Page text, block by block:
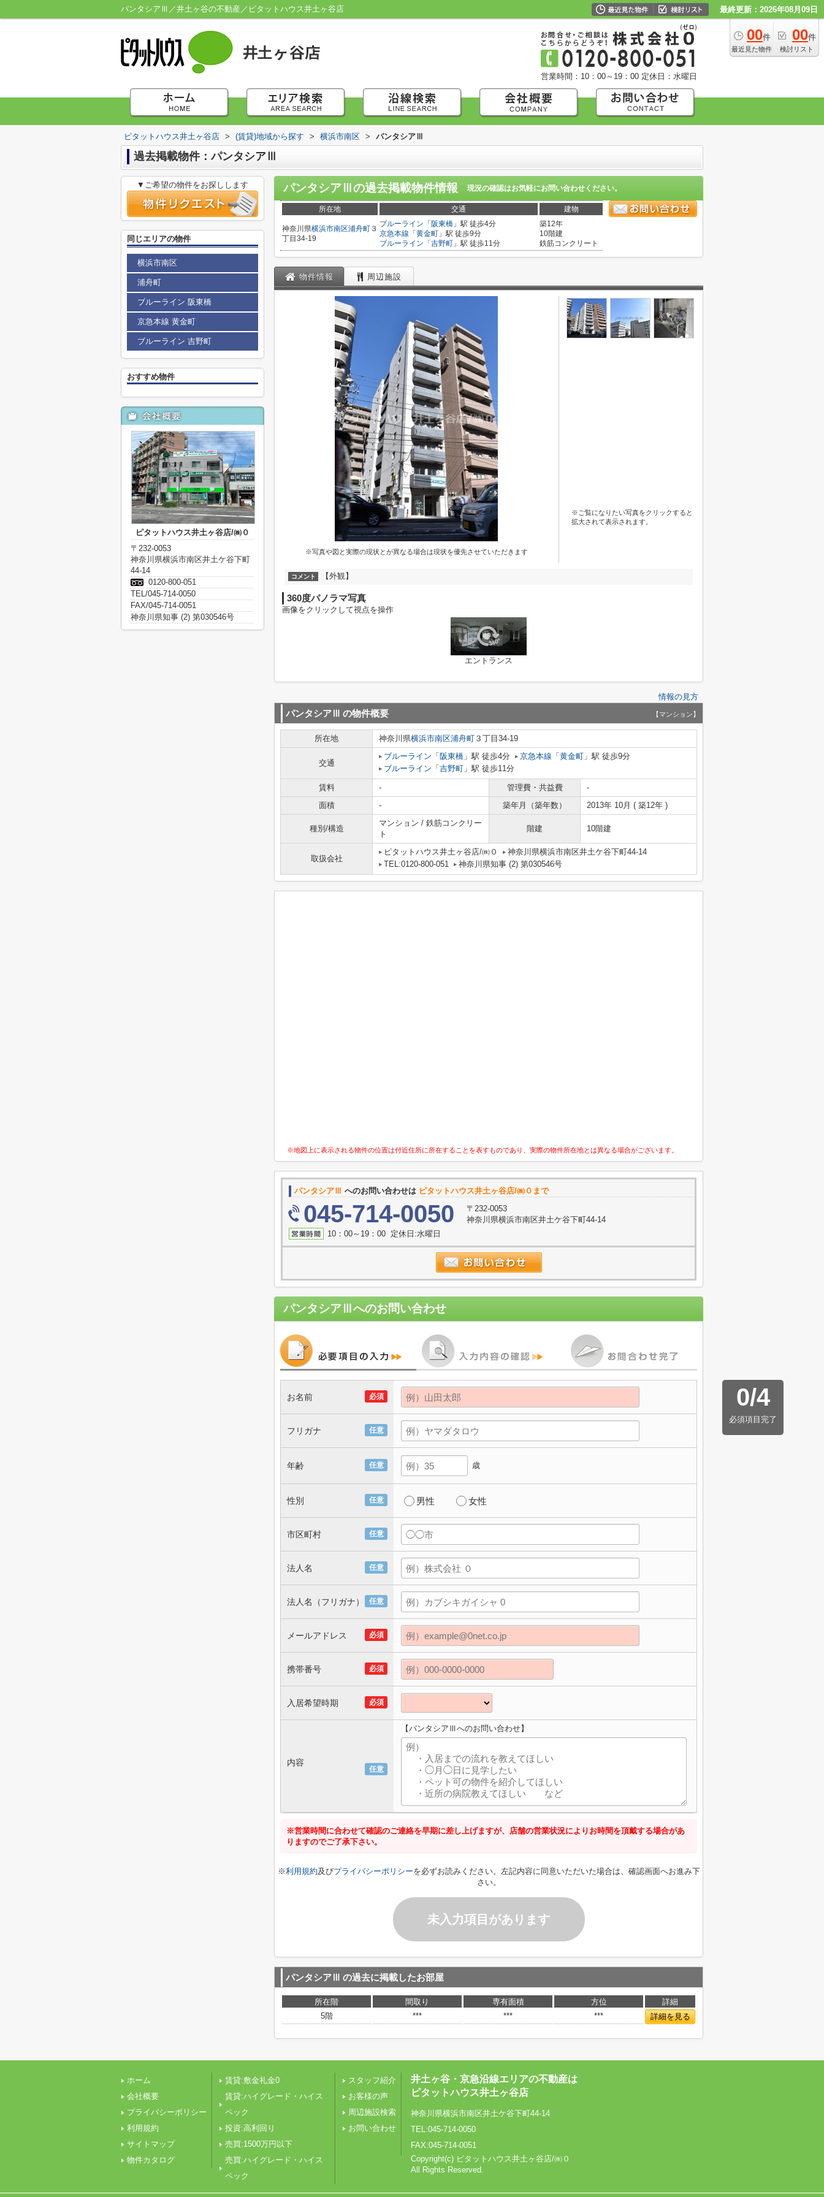
パンタシアⅢ／井土ヶ谷の不動産／ピタットハウス井土ヶ谷店 最終更新：2026年08月09日
00件
最近見た物件
00件
検討リスト
営業時間：10：00～19：00 定休日：水曜日
ピタットハウス井土ヶ谷店 > (賃貸)地域から探す > 横浜市南区 > パンタシアⅢ
過去掲載物件：パンタシアⅢ
パンタシアⅢ の過去掲載物件情報 現況の確認はお気軽にお問い合わせください。
所在地 交通 建物
神奈川県横浜市南区浦舟町 ３
丁目34-19
ブルーライン 「 阪東橋 」駅 徒歩4分
京急本線 「 黄金町 」駅 徒歩9分
ブルーライン 「 吉野町 」駅 徒歩11分
築12年
10階建
鉄筋コンクリート
物件情報 周辺施設
※写真や図と実際の現状とが異なる場合は現状を優先させていただきます
※ご覧になりたい写真をクリックすると
拡大されて表示されます。
コメント 【外観】
360度パノラマ写真
画像をクリックして視点を操作
エントランス
情報の見方
パンタシアⅢ の物件概要 【マンション】
所在地 神奈川県横浜市南区浦舟町 ３丁目34-19
交通
ブルーライン 「 阪東橋 」駅 徒歩4分 京急本線 「 黄金町 」駅 徒歩9分
ブルーライン 「 吉野町 」駅 徒歩11分
賃料 - 管理費・共益費
-
面積
- 築年月（築年数） 2013年 10月 ( 築12年 )
種別/構造
マンション / 鉄筋コンクリー
ト
階建 10階建
取扱会社
ピタットハウス井土ヶ谷店/㈱０
神奈川県横浜市南区井土ケ谷下町44-14
TEL:0120-800-051
神奈川県知事 (2) 第030546号
※地図上に表示される物件の位置は付近住所に所在することを表すものであり、実際の物件所在地とは異なる場合がございます。
パンタシアⅢ へのお問い合わせは ピタットハウス井土ヶ谷店/㈱０まで
045-714-0050
〒232-0053
神奈川県横浜市南区井土ケ谷下町44-14
10：00～19：00 定休日:水曜日
パンタシアⅢ へのお問い合わせ
0/4
必須項目完了
必須
お名前
任意
フリガナ
任意
年齢 歳
任意
性別 男性 女性
任意
市区町村
任意
法人名
任意
法人名（フリガナ）
必須
メールアドレス
必須
携帯番号
必須
入居希望時期
任意
内容
【パンタシアⅢへのお問い合わせ】
※営業時間に合わせて確認のご連絡を早期に差し上げますが、店舗の営業状況によりお時間を頂戴する場合があ
りますのでご了承下さい。
※利用規約及びプライバシーポリシーを必ずお読みください。左記内容に同意いただいた場合は、確認画面へお進み下
さい。
未入力項目があります
パンタシアⅢ の過去に掲載したお部屋
所在階 間取り 専有面積 方位
詳細
5階
*** *** *** 詳細を見る
▼ご希望の物件をお探しします
同じエリアの物件
横浜市南区
浦舟町
ブルーライン 阪東橋
京急本線 黄金町
ブルーライン 吉野町
おすすめ物件
ピタットハウス井土ヶ谷店/㈱０
〒232-0053
神奈川県横浜市南区井土ケ谷下町
44-14
0120-800-051
TEL/045-714-0050
FAX/045-714-0051
神奈川県知事 (2) 第030546号
ホーム
会社概要
プライバシーポリシー
利用規約
サイトマップ
物件カタログ
賃貸:敷金礼金0
賃貸:ハイグレード・ハイス
ペック
投資:高利回り
売買:1500万円以下
売買:ハイグレード・ハイス
ペック
スタッフ紹介
お客様の声
周辺施設検索
お問い合わせ
井土ヶ谷・京急沿線エリアの不動産は
ピタットハウス井土ヶ谷店
神奈川県横浜市南区井土ケ谷下町44-14
TEL:045-714-0050
FAX:045-714-0051
Copyright(c) ピタットハウス井土ヶ谷店/㈱０
All Rights Reserved.